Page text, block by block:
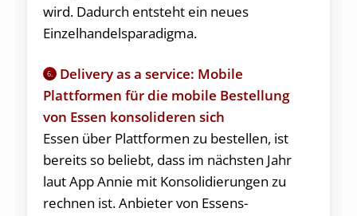
wird. Dadurch entsteht ein neues
Einzelhandelsparadigma.
6.
Delivery as a service: Mobile
Plattformen für die mobile Bestellung
von Essen konsolideren sich
Essen über Plattformen zu bestellen, ist
bereits so beliebt, dass im nächsten Jahr
laut App Annie mit Konsolidierungen zu
rechnen ist. Anbieter von Essens-